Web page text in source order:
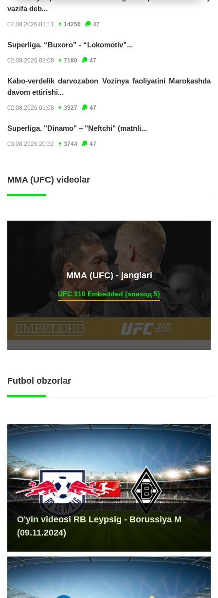
vazifa deb...
04.08.2026 02:11 14256 47
Superliga. “Buxoro” - “Lokomotiv”...
02.08.2026 03:08 7180 47
Kabo-verdelik darvozabon Vozinya faoliyatini Marokashda
davom ettirishi...
02.08.2026 01:08 3927 47
Superliga. "Dinamo" – "Neftchi" (matnli...
03.08.2026 20:32 3744 47
MMA (UFC) videolar
ММА (UFC) - janglari
UFC 310 Embedded (эпизод 5)
Futbol obzorlar
O'yin videosi RB Leypsig - Borussiya M
(09.11.2024)